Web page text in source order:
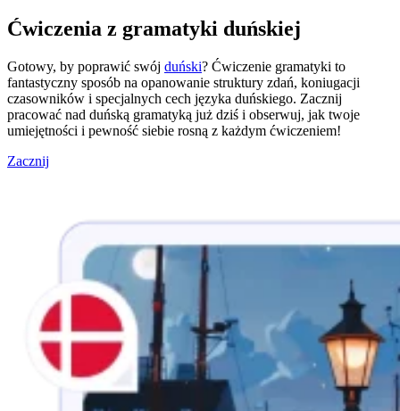
Ćwiczenia z gramatyki duńskiej
Gotowy, by poprawić swój duński? Ćwiczenie gramatyki to
fantastyczny sposób na opanowanie struktury zdań, koniugacji
czasowników i specjalnych cech języka duńskiego. Zacznij
pracować nad duńską gramatyką już dziś i obserwuj, jak twoje
umiejętności i pewność siebie rosną z każdym ćwiczeniem!
Zacznij